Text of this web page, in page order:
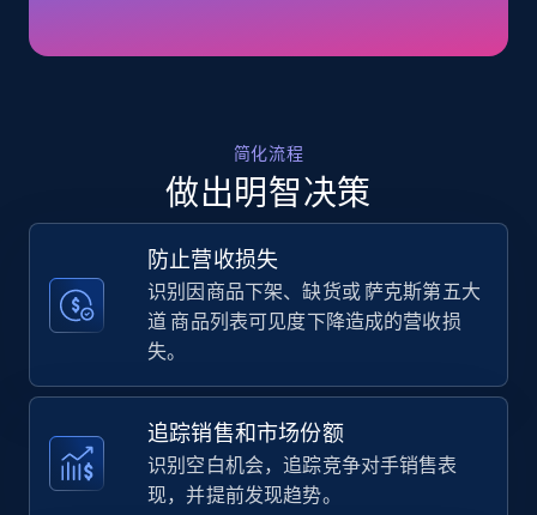
Title, Seller name, Brand, Description, Initial
price, Currency, Availability, Reviews count, and
35.2K+ 5.7K+ 立即开始
Amazon Reviews
URL, Product name, Product rating, Product
rating object, Product rating max, Rating,
简化流程
做出明智决策
防止营收损失
识别因商品下架、缺货或 萨克斯第五大
道 商品列表可见度下降造成的营收损
失。
追踪销售和市场份额
识别空白机会，追踪竞争对手销售表
现，并提前发现趋势。